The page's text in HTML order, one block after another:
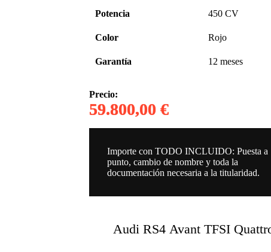
Potencia 450 CV
Color Rojo
Garantía 12 meses
Precio:
59.800,00 €
Importe con TODO INCLUIDO: Puesta a
punto, cambio de nombre y toda la
documentación necesaria a la titularidad.
Audi RS4 Avant TFSI